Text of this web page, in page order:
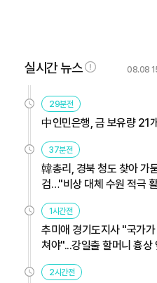
실시간 뉴스 08.08
29분전
中인민은행, 금 보유량 21
37분전
韓총리, 경북 청도 찾아 가
검…"비상 대체 수원 적극
1시간전
추미애 경기도지사 "국가가
쳐야"...강일출 할머니 흉상
2시간전